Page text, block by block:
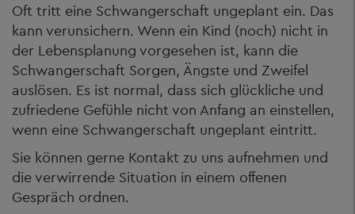
Oft tritt eine Schwangerschaft ungeplant ein. Das
kann verunsichern. Wenn ein Kind (noch) nicht in
der Lebensplanung vorgesehen ist, kann die
Schwangerschaft Sorgen, Ängste und Zweifel
auslösen. Es ist normal, dass sich glückliche und
zufriedene Gefühle nicht von Anfang an einstellen,
wenn eine Schwangerschaft ungeplant eintritt.
Sie können gerne Kontakt zu uns aufnehmen und
die verwirrende Situation in einem offenen
Gespräch ordnen.